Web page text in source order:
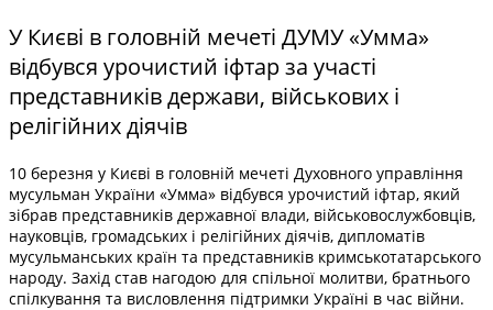
У Києві в головній мечеті ДУМУ «Умма»
відбувся урочистий іфтар за участі
представників держави, військових і
релігійних діячів
10 березня у Києві в головній мечеті Духовного управління
мусульман України «Умма» відбувся урочистий іфтар, який
зібрав представників державної влади, військовослужбовців,
науковців, громадських і релігійних діячів, дипломатів
мусульманських країн та представників кримськотатарського
народу. Захід став нагодою для спільної молитви, братнього
спілкування та висловлення підтримки Україні в час війни.